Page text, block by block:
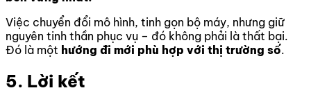
Việc chuyển đổi mô hình, tinh gọn bộ máy, nhưng giữ
nguyên tinh thần phục vụ – đó không phải là thất bại.
Đó là một hướng đi mới phù hợp với thị trường số.
5. Lời kết